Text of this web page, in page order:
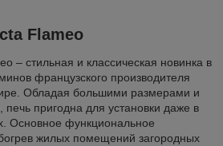
Flameo
– стильная и классическая новинка в
французского производителя
Обладая большими размерами и
пригодна для установки даже в
Основное функциональное
жилых помещений загородных